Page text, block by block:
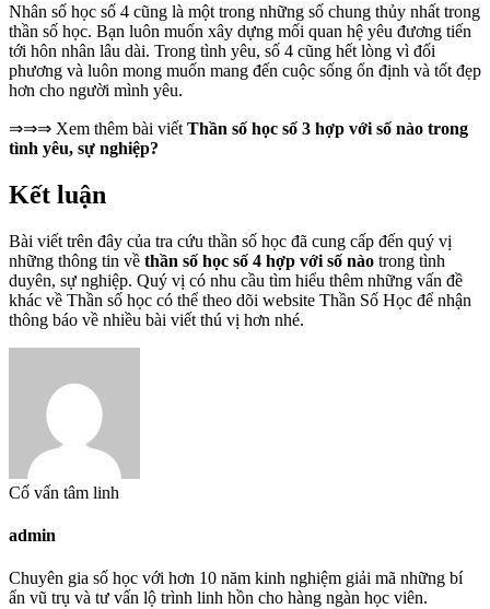
Nhân số học số 4 cũng là một trong những số chung thủy nhất trong
thần số học. Bạn luôn muốn xây dựng mối quan hệ yêu đương tiến
tới hôn nhân lâu dài. Trong tình yêu, số 4 cũng hết lòng vì đối
phương và luôn mong muốn mang đến cuộc sống ổn định và tốt đẹp
hơn cho người mình yêu.
⇒⇒⇒ Xem thêm bài viết Thần số học số 3 hợp với số nào trong
tình yêu, sự nghiệp?
Kết luận
Bài viết trên đây của tra cứu thần số học đã cung cấp đến quý vị
những thông tin về thần số học số 4 hợp với số nào trong tình
duyên, sự nghiệp. Quý vị có nhu cầu tìm hiểu thêm những vấn đề
khác về Thần số học có thể theo dõi website Thần Số Học để nhận
thông báo về nhiều bài viết thú vị hơn nhé.
Cố vấn tâm linh
admin
Chuyên gia số học với hơn 10 năm kinh nghiệm giải mã những bí
ẩn vũ trụ và tư vấn lộ trình linh hồn cho hàng ngàn học viên.